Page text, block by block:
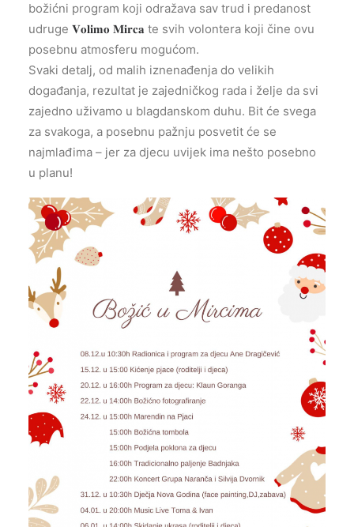
božićni program koji odražava sav trud i predanost
udruge 𝐕𝐨𝐥𝐢𝐦𝐨 𝐌𝐢𝐫𝐜𝐚 te svih volontera koji čine ovu
posebnu atmosferu mogućom.
Svaki detalj, od malih iznenađenja do velikih
događanja, rezultat je zajedničkog rada i želje da svi
zajedno uživamo u blagdanskom duhu. Bit će svega
za svakoga, a posebnu pažnju posvetit će se
najmlađima – jer za djecu uvijek ima nešto posebno
u planu!